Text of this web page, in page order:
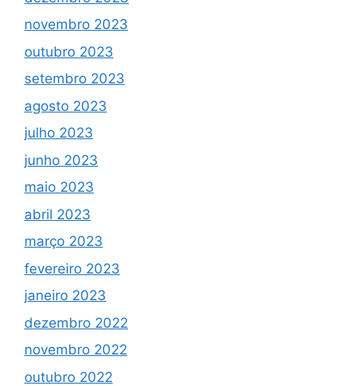
novembro 2023
outubro 2023
setembro 2023
agosto 2023
julho 2023
junho 2023
maio 2023
abril 2023
março 2023
fevereiro 2023
janeiro 2023
dezembro 2022
novembro 2022
outubro 2022